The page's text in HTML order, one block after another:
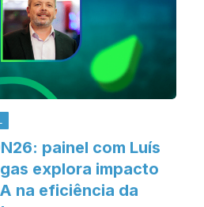
painel com Luís
explora impacto
na eficiência da